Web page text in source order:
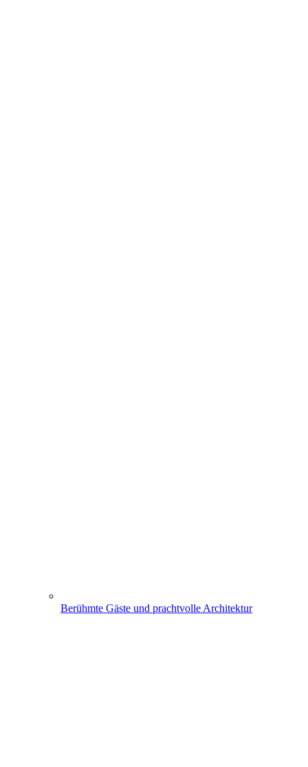
Berühmte Gäste und prachtvolle Architektur